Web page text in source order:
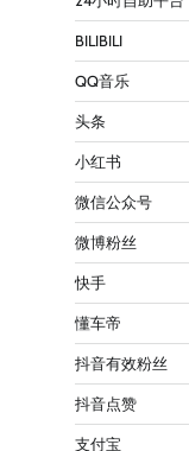
BILIBILI
QQ音乐
头条
小红书
微信公众号
微博粉丝
快手
懂车帝
抖音有效粉丝
抖音点赞
支付宝